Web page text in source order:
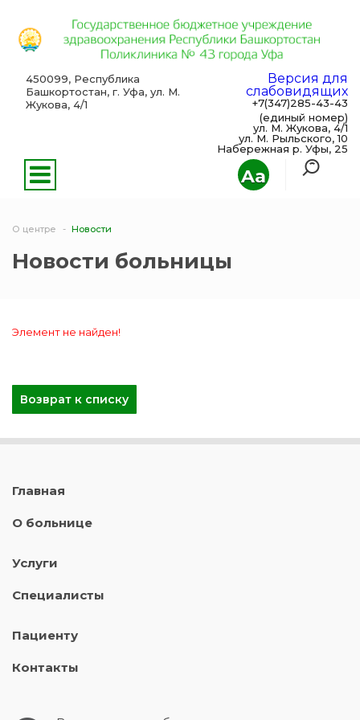
Aa
450099, Республика
Башкортостан, г. Уфа, ул. М.
Жукова, 4/1
Версия для
слабовидящих
+7(347)285-43-43
(единый номер)
ул. М. Жукова, 4/1
ул. М. Рыльского, 10
Набережная р. Уфы, 25
О центре Новости
Новости больницы
Элемент не найден!
Возврат к списку
Главная
О больнице
Услуги
Специалисты
Пациенту
Контакты